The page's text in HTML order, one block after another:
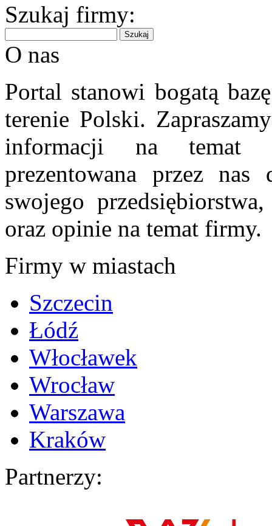
Szukaj firmy:
O nas
Portal stanowi bogatą
terenie Polski.
informacji na temat
prezentowana przez nas
swojego
oraz opinie na temat firmy.
Firmy w miastach
Szczecin
Łódź
Włocławek
Wrocław
Warszawa
Kraków
Partnerzy: